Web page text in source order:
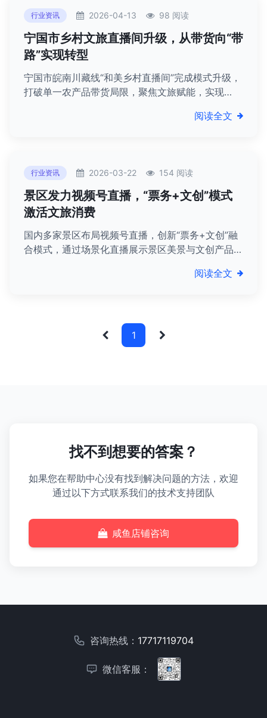
行业资讯 2026-04-13 98 阅读
宁国市乡村文旅直播间升级，从带货向“带
路”实现转型
宁国市皖南川藏线“和美乡村直播间”完成模式升级，
打破单一农产品带货局限，聚焦文旅赋能，实现
阅读全文
行业资讯 2026-03-22 154 阅读
景区发力视频号直播，“票务+文创”模式
激活文旅消费
国内多家景区布局视频号直播，创新“票务+文创”融
合模式，通过场景化直播展示景区美景与文创产品，
阅读全文
1
找不到想要的答案？
如果您在帮助中心没有找到解决问题的方法，欢迎
通过以下方式联系我们的技术支持团队
咸鱼店铺咨询
咨询热线： 17717119704
微信客服：